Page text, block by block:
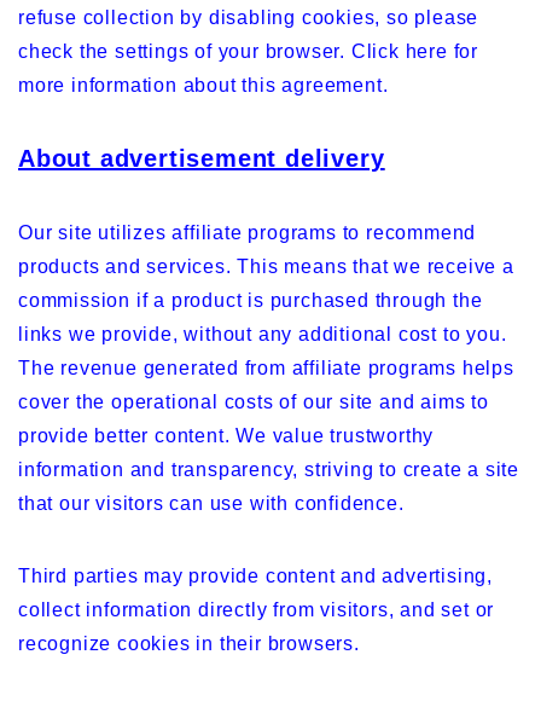
refuse collection by disabling cookies, so please
check the settings of your browser. Click here for
more information about this agreement.
About advertisement delivery
Our site utilizes affiliate programs to recommend
products and services. This means that we receive a
commission if a product is purchased through the
links we provide, without any additional cost to you.
The revenue generated from affiliate programs helps
cover the operational costs of our site and aims to
provide better content. We value trustworthy
information and transparency, striving to create a site
that our visitors can use with confidence.
Third parties may provide content and advertising,
collect information directly from visitors, and set or
recognize cookies in their browsers.